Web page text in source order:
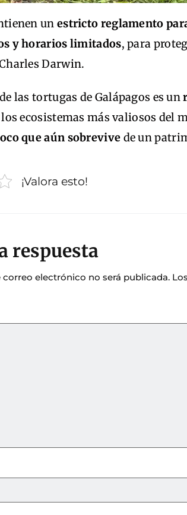
un estricto reglamento
y horarios limitados, para
Darwin.
las tortugas de Galápagos es un
ecosistemas más valiosos del
que aún sobrevive de un
¡Valora esto!
respuesta
electrónico no será publicada.